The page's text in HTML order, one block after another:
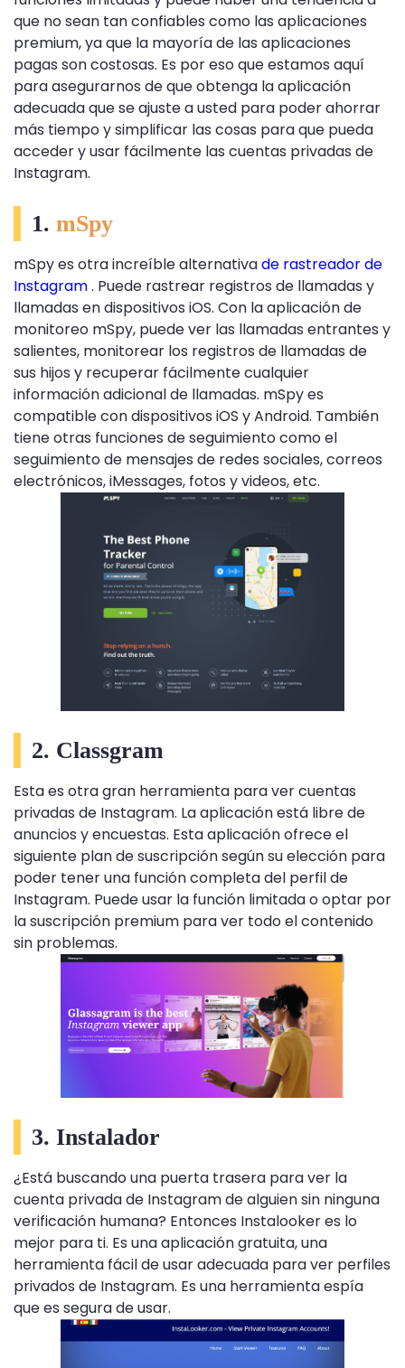
que no sean tan confiables como las aplicaciones
premium, ya que la mayoría de las aplicaciones
pagas son costosas. Es por eso que estamos aquí
para asegurarnos de que obtenga la aplicación
adecuada que se ajuste a usted para poder ahorrar
más tiempo y simplificar las cosas para que pueda
acceder y usar fácilmente las cuentas privadas de
Instagram.
1. mSpy
mSpy es otra increíble alternativade rastreador de
Instagram. Puede rastrear registros de llamadas y
llamadas en dispositivos iOS. Con la aplicación de
monitoreo mSpy, puede ver las llamadas entrantes y
salientes, monitorear los registros de llamadas de
sus hijos y recuperar fácilmente cualquier
información adicional de llamadas. mSpy es
compatible con dispositivos iOS y Android. También
tiene otras funciones de seguimiento como el
seguimiento de mensajes de redes sociales, correos
electrónicos, iMessages, fotos y videos, etc.
2. Classgram
Esta es otra gran herramienta para ver cuentas
privadas de Instagram. La aplicación está libre de
anuncios y encuestas. Esta aplicación ofrece el
siguiente plan de suscripción según su elección para
poder tener una función completa del perfil de
Instagram. Puede usar la función limitada o optar por
la suscripción premium para ver todo el contenido
sin problemas.
3. Instalador
¿Está buscando una puerta trasera para ver la
cuenta privada de Instagram de alguien sin ninguna
verificación humana? Entonces Instalooker es lo
mejor para ti. Es una aplicación gratuita, una
herramienta fácil de usar adecuada para ver perfiles
privados de Instagram. Es una herramienta espía
que es segura de usar.